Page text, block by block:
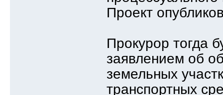
Проект
Прокурор тогда
заявлением об
земельных
транспортных